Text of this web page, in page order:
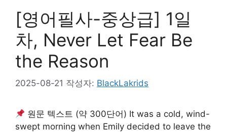
[영어필사-중상급] 1일
차, Never Let Fear Be
the Reason
2025-08-21 작성자: BlackLakrids
원문 텍스트 (약 300단어) It was a cold, wind-
swept morning when Emily decided to leave the